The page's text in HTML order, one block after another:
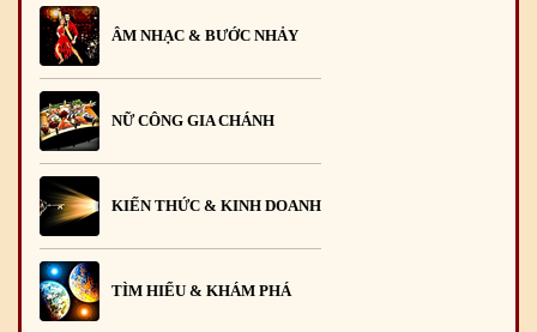
ÂM NHẠC & BƯỚC NHẢY
NỮ CÔNG GIA CHÁNH
KIẾN THỨC & KINH DOANH
TÌM HIỂU & KHÁM PHÁ